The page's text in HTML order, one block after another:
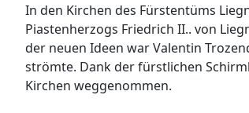
In den Kirchen des Fürstentüms
Piastenherzogs Friedrich II.. von
der neuen Ideen war Valentin
strömte. Dank der fürstlichen
Kirchen weggenommen.